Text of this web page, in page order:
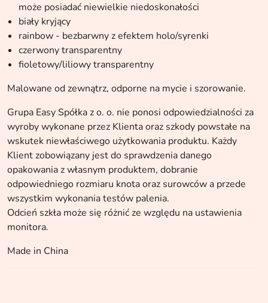
może posiadać niewielkie niedoskonałości
biały kryjący
rainbow - bezbarwny z efektem holo/syrenki
czerwony transparentny
fioletowy/liliowy transparentny
Malowane od zewnątrz, odporne na mycie i szorowanie.
Grupa Easy Spółka z o. o. nie ponosi odpowiedzialności za
wyroby wykonane przez Klienta oraz szkody powstałe na
wskutek niewłaściwego użytkowania produktu. Każdy
Klient zobowiązany jest do sprawdzenia danego
opakowania z własnym produktem, dobranie
odpowiedniego rozmiaru knota oraz surowców a przede
wszystkim wykonania testów palenia.
Odcień szkła może się różnić ze względu na ustawienia
monitora.
Made in China